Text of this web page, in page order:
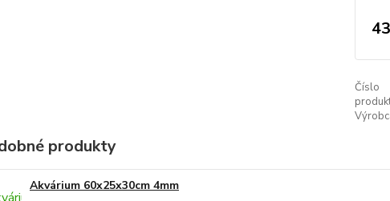
Číslo
produkty
Akvárium 60x25x30cm 4mm